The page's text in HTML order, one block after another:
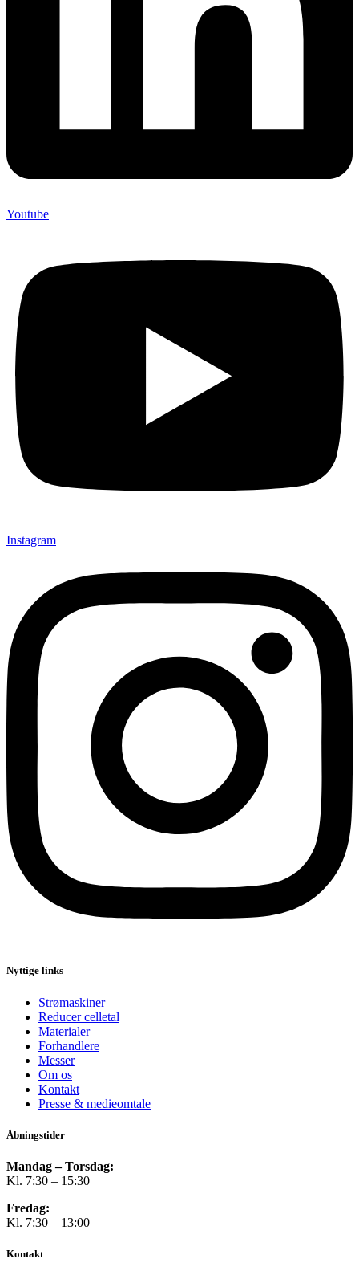
Youtube
Instagram
Nyttige links
Strømaskiner
Reducer celletal
Materialer
Forhandlere
Messer
Om os
Kontakt
Presse & medieomtale
Åbningstider
Mandag – Torsdag:
Kl. 7:30 – 15:30
Fredag:
Kl. 7:30 – 13:00
Kontakt